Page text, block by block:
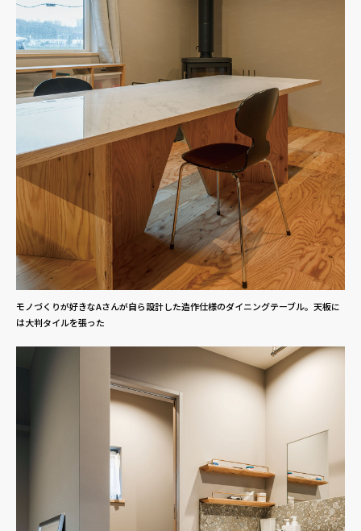
モノづくりが好きなAさんが自ら設計した造作仕様のダイニングテーブル。天板に
は大判タイルを張った